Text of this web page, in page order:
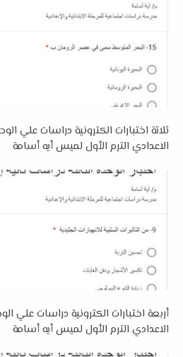
ثلاثة اختبارات الكترونية دراسات علي
الاعدادي الترم الأول لميس أيه أسامة
أربعة اختبارات الكترونية دراسات علي
الاعدادي الترم الأول لميس أيه أسامة